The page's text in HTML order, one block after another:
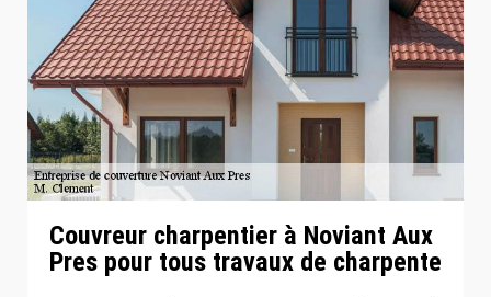
Couvreur charpentier à Noviant Aux
Pres pour tous travaux de charpente